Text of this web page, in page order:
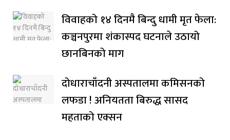
विवाहको १४ दिनमै बिन्दु धामी मृत फेला:
कञ्चनपुरमा शंकास्पद घटनाले उठायो
छानबिनको माग
दोधाराचाँदनी अस्पतालमा कमिसनको
लफडा ! अनियतता बिरुद्ध सासद
महताको एक्सन